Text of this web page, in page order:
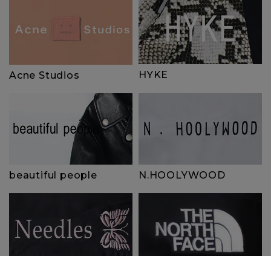
Acne Studios HYKE
beautiful people N.HOOLYWOOD